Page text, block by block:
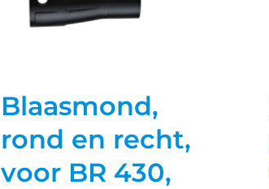
Blaasmond,
rond en recht,
voor BR 430,